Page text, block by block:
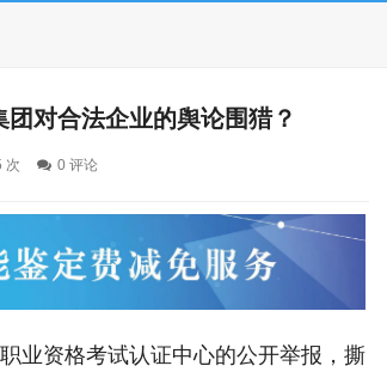
对合法企业的舆论围猎？
次 0 评论
业资格考试认证中心的公开举报，撕